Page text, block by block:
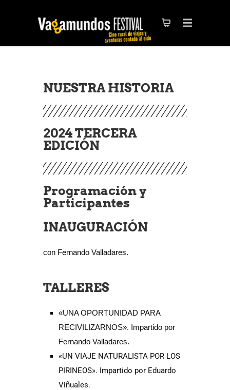
NUESTRA HISTORIA
2024 TERCERA
EDICIÓN
Programación y
Participantes
INAUGURACIÓN
con Fernando Valladares.
TALLERES
«UNA OPORTUNIDAD PARA
RECIVILIZARNOS». Impartido por
Fernando Valladares.
«UN VIAJE NATURALISTA POR LOS
PIRINEOS». Impartido por Eduardo
Viñuales.